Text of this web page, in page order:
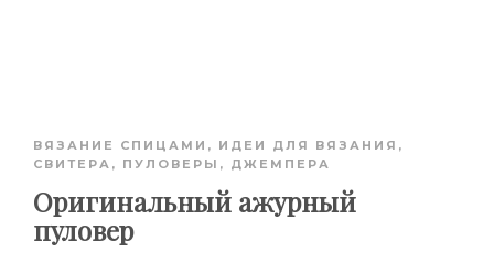
ВЯЗАНИЕ СПИЦАМИ , ИДЕИ ДЛЯ ВЯЗАНИЯ ,
СВИТЕРА, ПУЛОВЕРЫ, ДЖЕМПЕРА
Оригинальный ажурный
пуловер